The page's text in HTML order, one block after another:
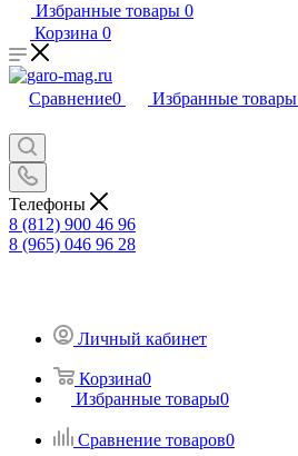
Избранные товары 0
Корзина 0
Сравнение0 Избранные товары
Телефоны
8 (812) 900 46 96
8 (965) 046 96 28
Личный кабинет
Корзина0
Избранные товары0
Сравнение товаров0